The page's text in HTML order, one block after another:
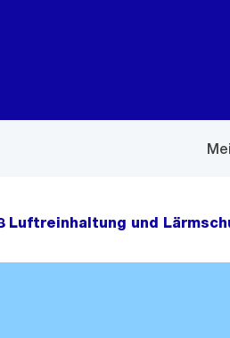
Luftreinhaltung und